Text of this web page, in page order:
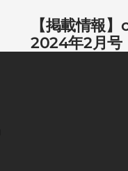
【掲載情報
2024年2月号